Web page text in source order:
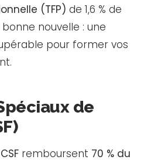
(TFP) de 1,6 % de
nouvelle : une
pour former vos
de
CSF remboursent 70 % du